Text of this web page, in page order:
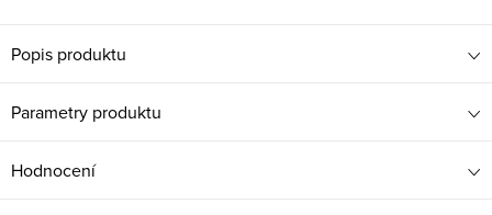
Popis produktu
Parametry produktu
Hodnocení